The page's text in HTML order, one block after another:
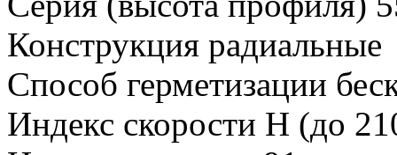
Конструкция радиальные
Способ герметизации
Индекс скорости H (до